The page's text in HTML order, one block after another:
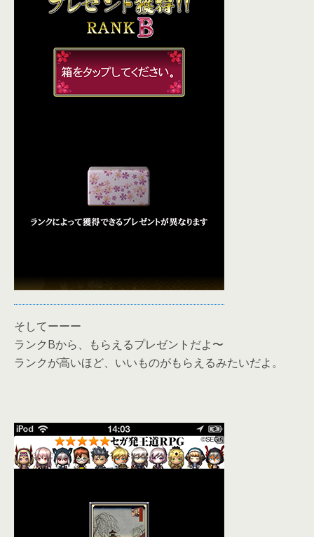
そしてーーー
ランクBから、もらえるプレゼントだよ〜
ランクが高いほど、いいものがもらえるみたいだよ。